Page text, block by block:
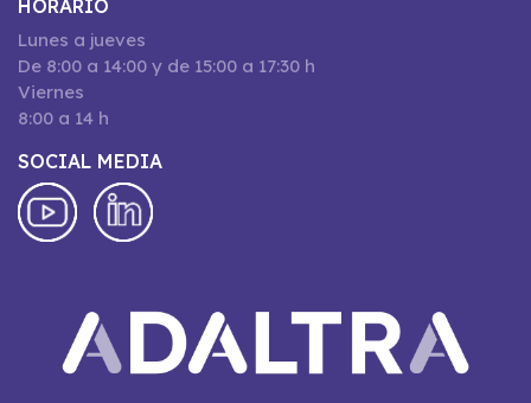
HORARIO
Lunes a jueves
De 8:00 a 14:00 y de 15:00 a 17:30 h
Viernes
8:00 a 14 h
SOCIAL MEDIA